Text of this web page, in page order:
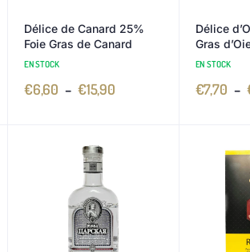
Délice de Canard 25%
Foie Gras de Canard
EN STOCK
€6,60 – €15,90
Délice
Gras
EN STOCK
€7,70 –